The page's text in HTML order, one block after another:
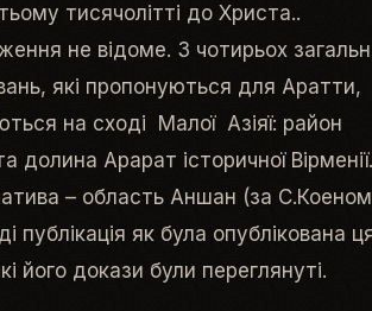
тисячолітті до Христа..
не відоме. З чотирьох
які пропонуються для Аратти,
на сході Малої Азіяї: район
долина Арарат історичної Вірменії.
– область Аншан (за
публікація як була опублікована
його докази були переглянуті.